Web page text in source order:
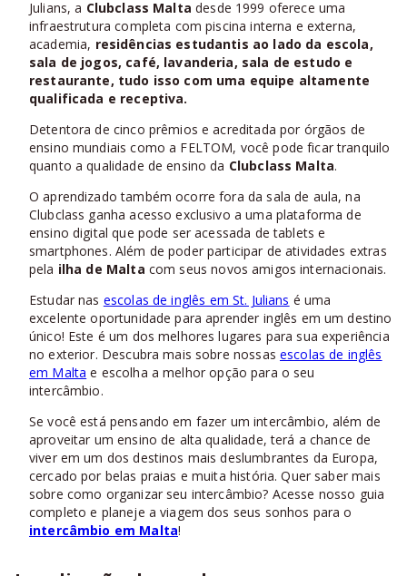
Julians, a Clubclass Malta desde 1999 oferece uma
infraestrutura completa com piscina interna e externa,
academia, residências estudantis ao lado da escola,
sala de jogos, café, lavanderia, sala de estudo e
restaurante, tudo isso com uma equipe altamente
qualificada e receptiva.
Detentora de cinco prêmios e acreditada por órgãos de
ensino mundiais como a FELTOM, você pode ficar tranquilo
quanto a qualidade de ensino da Clubclass Malta.
O aprendizado também ocorre fora da sala de aula, na
Clubclass ganha acesso exclusivo a uma plataforma de
ensino digital que pode ser acessada de tablets e
smartphones. Além de poder participar de atividades extras
pela ilha de Malta com seus novos amigos internacionais.
Estudar nas escolas de inglês em St. Julians é uma
excelente oportunidade para aprender inglês em um destino
único! Este é um dos melhores lugares para sua experiência
no exterior. Descubra mais sobre nossas escolas de inglês
em Malta e escolha a melhor opção para o seu
intercâmbio.
Se você está pensando em fazer um intercâmbio, além de
aproveitar um ensino de alta qualidade, terá a chance de
viver em um dos destinos mais deslumbrantes da Europa,
cercado por belas praias e muita história. Quer saber mais
sobre como organizar seu intercâmbio? Acesse nosso guia
completo e planeje a viagem dos seus sonhos para o
intercâmbio em Malta!